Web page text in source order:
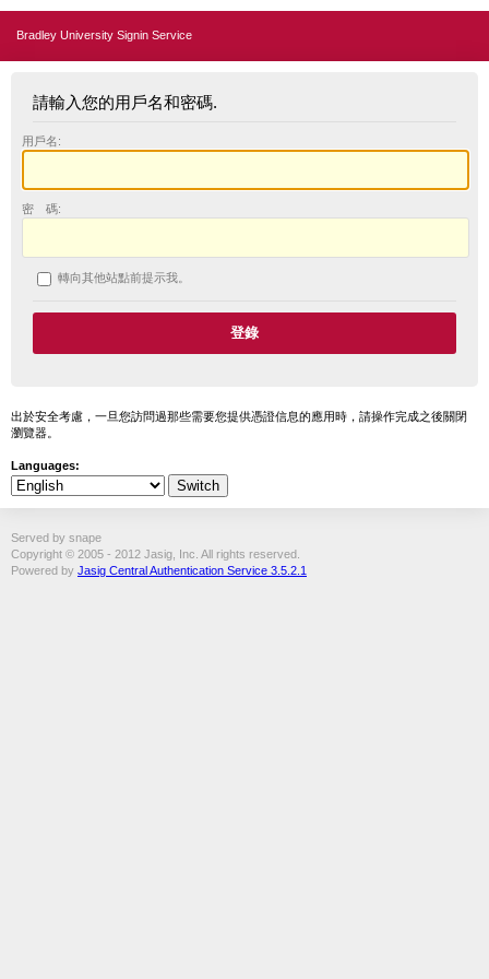
Bradley University Signin Service
請輸入您的用戶名和密碼.
用戶名:
密 碼:
轉向其他站點前提示我。
出於安全考慮，一旦您訪問過那些需要您提供憑證信息的應用時，請操作完成之後關閉
瀏覽器。
Languages:
Served by snape
Copyright © 2005 - 2012 Jasig, Inc. All rights reserved.
Powered by Jasig Central Authentication Service 3.5.2.1